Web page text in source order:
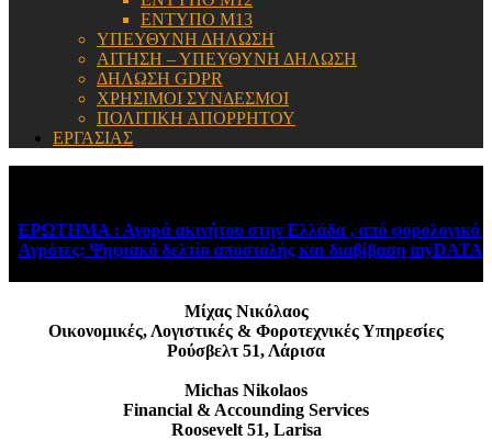
ΕΝΤΥΠΟ Μ13
ΥΠΕΥΘΥΝΗ ΔΗΛΩΣΗ
ΑΙΤΗΣΗ – ΥΠΕΥΘΥΝΗ ΔΗΛΩΣΗ
ΔΗΛΩΣΗ GDPR
ΧΡΗΣΙΜΟΙ ΣΥΝΔΕΣΜΟΙ
ΠΟΛΙΤΙΚΗ ΑΠΟΡΡΗΤΟΥ
ΕΡΓΑΣΙΑΣ
ΕΡΩΤΗΜΑ : Αγορά ακινήτου στην Ελλάδα , από φορολογικό
Αγρότες: Ψηφιακό δελτίο αποστολής και διαβίβαση myDATA –
Μίχας Νικόλαος
Οικονομικές, Λογιστικές & Φοροτεχνικές Υπηρεσίες
Ρούσβελτ 51, Λάρισα
Michas Nikolaos
Financial & Accounding Services
Roosevelt 51, Larisa